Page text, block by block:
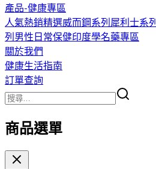
產品-健康專區
人氣熱銷精選威而鋼系列 犀利士系列
列 男性日常保健印度學名藥專區
關於我們
健康生活指南
訂單查詢
商品選單